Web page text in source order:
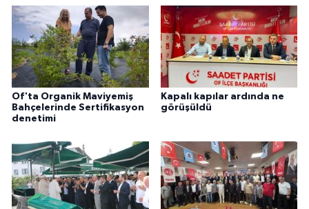
Of'ta Organik Maviyemiş
Bahçelerinde Sertifikasyon
denetimi
Kapalı kapılar ardında ne
görüşüldü